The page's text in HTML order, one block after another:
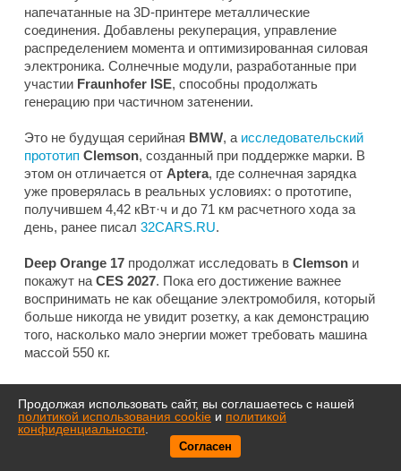
напечатанные на 3D-принтере металлические
соединения. Добавлены рекуперация, управление
распределением момента и оптимизированная силовая
электроника. Солнечные модули, разработанные при
участии Fraunhofer ISE, способны продолжать
генерацию при частичном затенении.
Это не будущая серийная BMW, а исследовательский
прототип Clemson, созданный при поддержке марки. В
этом он отличается от Aptera, где солнечная зарядка
уже проверялась в реальных условиях: о прототипе,
получившем 4,42 кВт·ч и до 71 км расчетного хода за
день, ранее писал 32CARS.RU.
Deep Orange 17 продолжат исследовать в Clemson и
покажут на CES 2027. Пока его достижение важнее
воспринимать не как обещание электромобиля, который
больше никогда не увидит розетку, а как демонстрацию
того, насколько мало энергии может требовать машина
массой 550 кг.
Продолжая использовать сайт, вы соглашаетесь с нашей
политикой использования cookie и политикой
конфиденциальности
Согласен